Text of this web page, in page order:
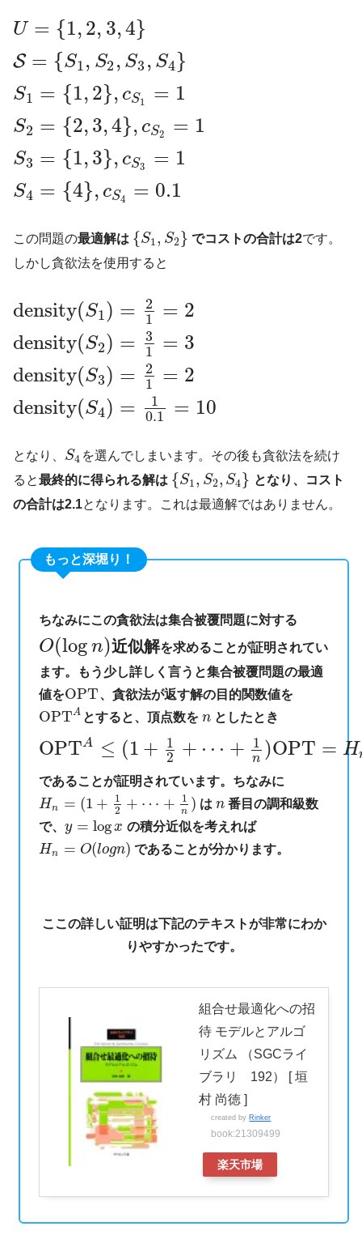
U = {1, 2, 3,4}
S = {S1, S2 , S3, S4}
S1 = {1, 2}, cS1 = 1
S2 = {2, 3,4}, cS2 = 1
S3 = {1, 3}, cS3 = 1
S4 = {4}, cS4 = 0.1
この問題の最適解は {S1, S2} でコストの合計は2です。
しかし貪欲法を使用すると
density(S1) =
2
1
= 2
density(S2) =
3
1
= 3
density(S3) =
2
1
= 2
density(S4) =
1
0.1
= 10
となり、 S4 を選んでしまいます。その後も貪欲法を続け
ると最終的に得られる解は {S1, S2, S4} となり、コスト
の合計は2.1となります。これは最適解ではありません。
もっと深堀り！
ちなみにこの貪欲法は集合被覆問題に対する
O(log n)近似解を求めることが証明されてい
ます。もう少し詳しく言うと集合被覆問題の最適
値をOPT、貪欲法が返す解の目的関数値を
OPTA とすると、頂点数を n としたとき
OPTA ≤ (1 + 1
2 + ⋯ + 1
n )OPT = H
であることが証明されています。ちなみに
Hn = (1 +
1
2 + ⋯ + 1
n ) は n 番目の調和級数
で、y = logx の積分近似を考えれば
Hn = O(logn) であることが分かります。
ここの詳しい証明は下記のテキストが非常にわか
りやすかったです。
組合せ最適化への招
待 モデルとアルゴ
リズム （SGCライ
ブラリ 192） [ 垣
村 尚徳 ]
created by Rinker
book:21309499
楽天市場